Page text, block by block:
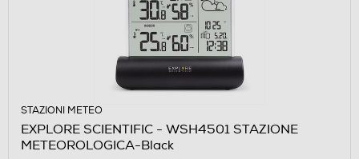
STAZIONI METEO
EXPLORE SCIENTIFIC - WSH4501 STAZIONE
METEOROLOGICA-Black